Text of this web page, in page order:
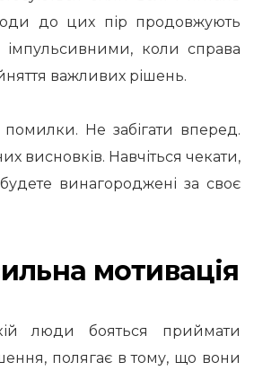
до цих пір продовжують
імпульсивними, коли справа
важливих рішень.
помилки. Не забігати вперед.
висновків. Навчіться чекати,
винагороджені за своє
мотивація
люди бояться приймати
полягає в тому, що вони